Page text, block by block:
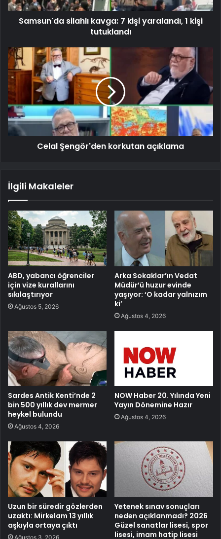
Samsun'da silahlı kavga: 7 kişi yaralandı, 1 kişi
tutuklandı
Celal Şengör'den korkutan açıklama
İlgili Makaleler
ABD, yabancı öğrenciler
için vize kurallarını
sıkılaştırıyor
Ağustos 5, 2026
Arka Sokaklar’ın Vedat
Müdür’ü huzur evinde
yaşıyor: ‘O kadar yalnızım
ki’
Ağustos 4, 2026
Sardes Antik Kenti’nde 2
bin 500 yıllık dev mermer
heykel bulundu
Ağustos 4, 2026
NOW Haber 20. Yılında Yeni
Yayın Dönemine Hazır
Ağustos 4, 2026
Uzun bir süredir gözlerden
uzaktı: Mirkelam 13 yıllık
aşkıyla ortaya çıktı
Ağustos 3, 2026
Yetenek sınav sonuçları
neden açıklanmadı? 2026
Güzel sanatlar lisesi, spor
lisesi, imam hatip lisesi